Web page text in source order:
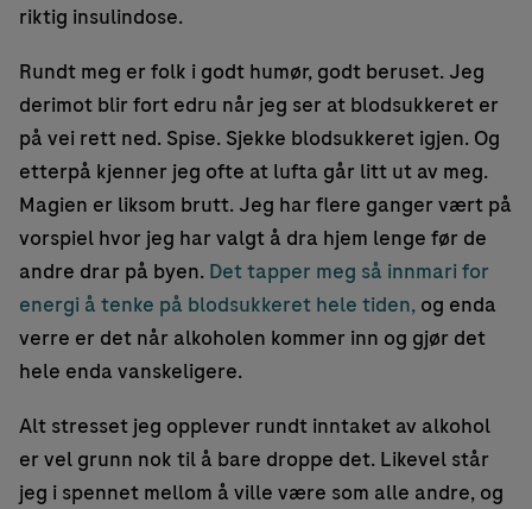
riktig insulindose.
Rundt meg er folk i godt humør, godt beruset. Jeg
derimot blir fort edru når jeg ser at blodsukkeret er
på vei rett ned. Spise. Sjekke blodsukkeret igjen. Og
etterpå kjenner jeg ofte at lufta går litt ut av meg.
Magien er liksom brutt. Jeg har flere ganger vært på
vorspiel hvor jeg har valgt å dra hjem lenge før de
andre drar på byen. Det tapper meg så innmari for
energi å tenke på blodsukkeret hele tiden, og enda
verre er det når alkoholen kommer inn og gjør det
hele enda vanskeligere.
Alt stresset jeg opplever rundt inntaket av alkohol
er vel grunn nok til å bare droppe det. Likevel står
jeg i spennet mellom å ville være som alle andre, og